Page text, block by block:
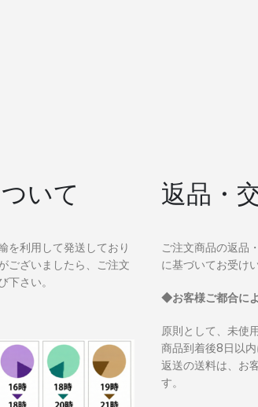
いて
を利用して発送しており
ございましたら、ご注文
下さい。
返品・
ご注文商品の返品
に基づいてお受け
◆お客様ご都合に
原則として、未使
商品到着後8日以
返送の送料は、お
す。